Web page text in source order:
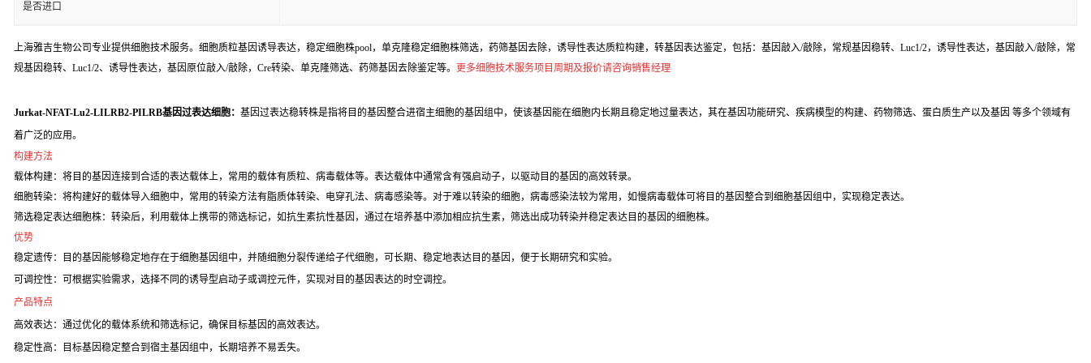
是否进口
上海雅吉生物公司专业提供细胞技术服务。细胞质粒基因诱导表达，稳定细胞株pool，单克隆稳定细胞株筛选，药筛基因去除，诱导性表达质粒构建，转基因表达鉴定，包括：基因敲入/敲除，常规基因稳转、Luc1/2，诱导性表达，基因敲入/敲除，常
规基因稳转、Luc1/2、诱导性表达，基因原位敲入/敲除，Cre转染、单克隆筛选、药筛基因去除鉴定等。 更多细胞技术服务项目周期及报价请咨询销售经理
Jurkat-NFAT-Lu2-LILRB2-PILRB基因过表达细胞： 基因过表达稳转株是指将目的基因整合进宿主细胞的基因组中，使该基因能在细胞内长期且稳定地过量表达，其在基因功能研究、疾病模型的构建、药物筛选、蛋白质生产以及基因 等多个领域有
着广泛的应用。
构建方法
载体构建：将目的基因连接到合适的表达载体上，常用的载体有质粒、病毒载体等。表达载体中通常含有强启动子，以驱动目的基因的高效转录。
细胞转染：将构建好的载体导入细胞中，常用的转染方法有脂质体转染、电穿孔法、病毒感染等。对于难以转染的细胞，病毒感染法较为常用，如慢病毒载体可将目的基因整合到细胞基因组中，实现稳定表达。
筛选稳定表达细胞株：转染后，利用载体上携带的筛选标记，如抗生素抗性基因，通过在培养基中添加相应抗生素，筛选出成功转染并稳定表达目的基因的细胞株。
优势
稳定遗传：目的基因能够稳定地存在于细胞基因组中，并随细胞分裂传递给子代细胞，可长期、稳定地表达目的基因，便于长期研究和实验。
可调控性：可根据实验需求，选择不同的诱导型启动子或调控元件，实现对目的基因表达的时空调控。
产品特点
高效表达：通过优化的载体系统和筛选标记，确保目标基因的高效表达。
稳定性高：目标基因稳定整合到宿主基因组中，长期培养不易丢失。